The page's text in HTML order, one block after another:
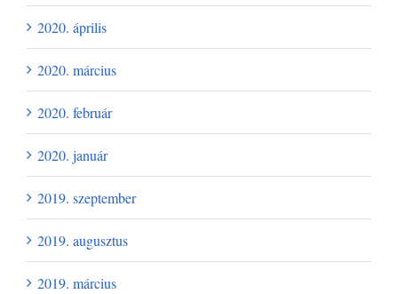
2020. április
2020. március
2020. február
2020. január
2019. szeptember
2019. augusztus
2019. március